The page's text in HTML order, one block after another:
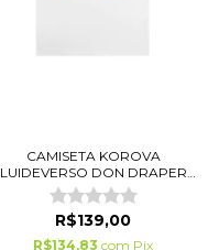
CAMISETA KOROVA
LUIDEVERSO DON DRAPER
BR...
R$139,00
R$134,83 com Pix